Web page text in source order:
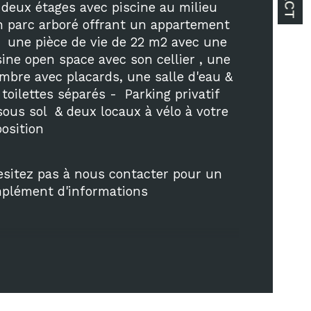
de pièces
salle de bains
étages avec piscine au milieu
parc arboré offrant un appartement
une pièce de vie de 22 m2 avec une
open space avec son cellier , une
avec placards, une salle d'eau &
toilettes séparés -  Parking privatif
sol  & deux locaux à vélo à votre
pas à nous contacter pour un
d'informations